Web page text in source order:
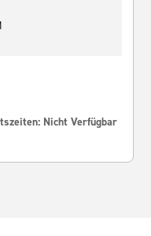
Nicht Verfügbar